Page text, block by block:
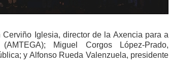
Iglesia, director de la Axencia para a
Miguel Corgos López-Prado,
y Alfonso Rueda Valenzuela, presidente